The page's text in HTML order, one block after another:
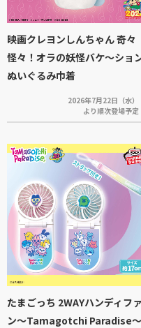
映画クレヨンしんちゃん 奇々
怪々！オラの妖怪バケ～ショ
ぬいぐるみ巾着
2026年7月22日（水）
より順次登場予定
たまごっち 2WAYハンディファ
ン～Tamagotchi Paradise～